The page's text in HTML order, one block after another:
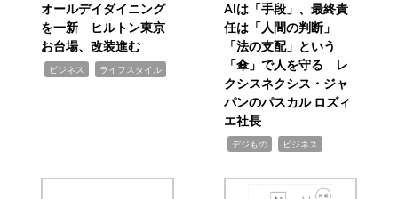
オールデイダイニング
を一新 ヒルトン東京
お台場、改装進む
ビジネス ライフスタイル
AIは「手段」、最終責
任は「人間の判断」
「法の支配」という
「傘」で人を守る レ
クシスネクシス・ジャ
パンのパスカル ロズィ
エ社長
デジもの ビジネス